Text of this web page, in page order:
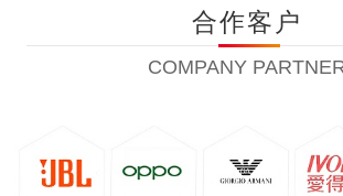
合作客户
COMPANY